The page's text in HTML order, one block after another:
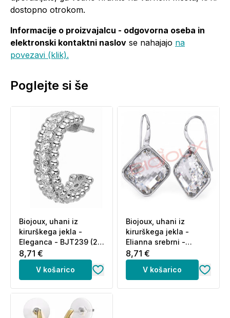
dostopno otrokom.
Informacije o proizvajalcu - odgovorna oseba in
elektronski kontaktni naslov se nahajajo na
povezavi (klik).
Poglejte si še
Biojoux, uhani iz
kirurškega jekla -
Eleganca - BJT239 (2
uhana)
8,71 €
V košarico
Biojoux, uhani iz
kirurškega jekla -
Elianna srebrni -
BJT378 (2 uhana)
8,71 €
V košarico